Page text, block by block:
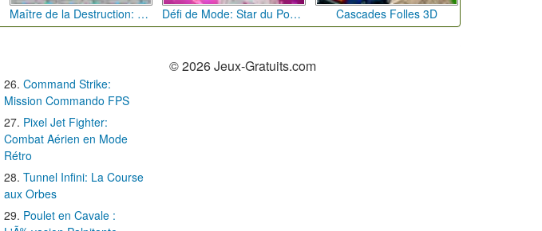
Maître de la Destruction: Fusion de Pioches Défi de Mode: Star du Podium Cascades Folles 3D
Command Strike:
Mission Commando FPS
Pixel Jet Fighter:
Combat Aérien en Mode
Rétro
Tunnel Infini: La Course
aux Orbes
Poulet en Cavale :
© 2026 Jeux-Gratuits.com